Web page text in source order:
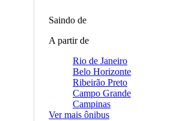
Saindo de
A partir de
Rio de Janeiro
Belo Horizonte
Ribeirão Preto
Campo Grande
Campinas
Ver mais ônibus